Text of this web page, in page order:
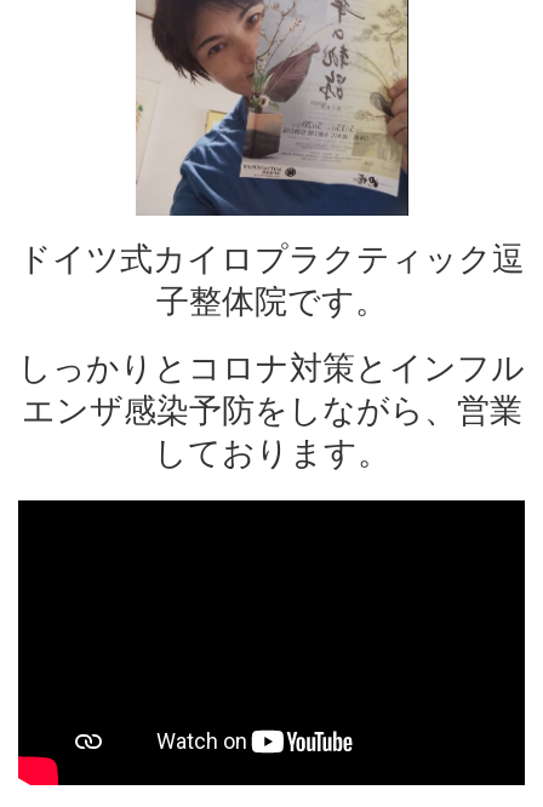
ドイツ式カイロプラクティック逗
子整体院です。
しっかりとコロナ対策とインフル
エンザ感染予防をしながら、営業
しております。